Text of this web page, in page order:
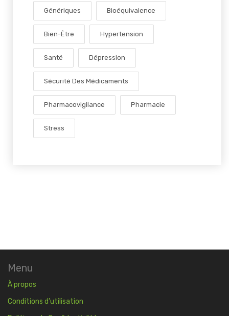
Génériques Bioéquivalence
Bien-Être Hypertension
Santé Dépression
Sécurité Des Médicaments
Pharmacovigilance Pharmacie
Stress
Menu
À propos
Conditions d’utilisation